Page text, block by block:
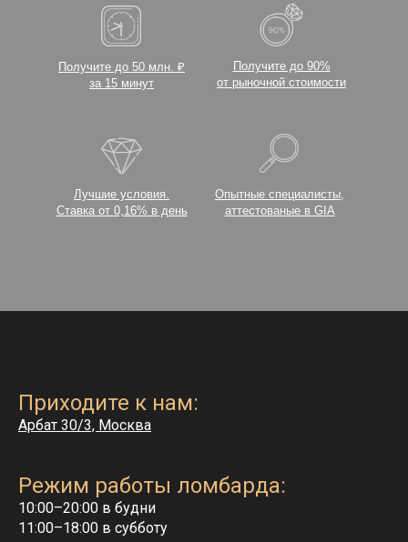
Получите до 90%
от рыночной стоимости
Получите до 50 млн. ₽
за 15 минут
Опытные специалисты,
аттестованые в GIA
Лучшие условия.
Ставка от 0,16% в день
Приходите к нам:
Арбат 30/3, Москва
Режим работы ломбарда:
10:00–20:00 в будни
11:00–18:00 в субботу